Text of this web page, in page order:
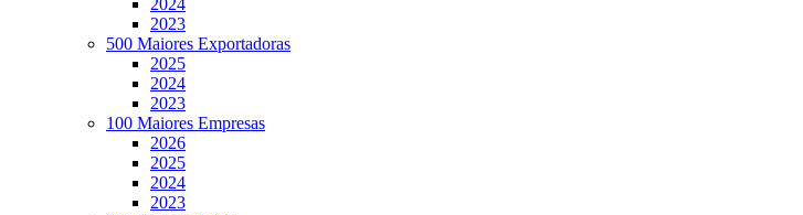
2023
500 Maiores Exportadoras
2025
2024
2023
100 Maiores Empresas
2026
2025
2024
2023